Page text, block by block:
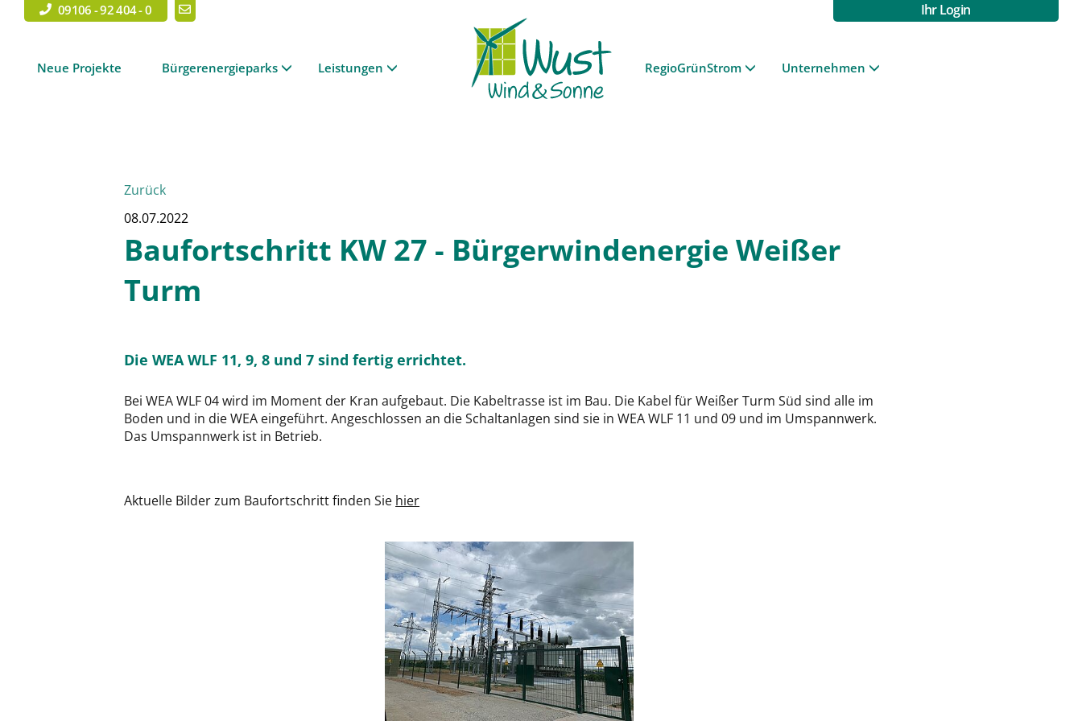
09106 - 92 404 - 0 Ihr Login
Neue Projekte Bürgerenergieparks Leistungen RegioGrünStrom Unternehmen
Zurück
08.07.2022
Baufortschritt KW 27 - Bürgerwindenergie Weißer
Turm
Die WEA WLF 11, 9, 8 und 7 sind fertig errichtet.
Bei WEA WLF 04 wird im Moment der Kran aufgebaut. Die Kabeltrasse ist im Bau. Die Kabel für Weißer Turm Süd sind alle im
Boden und in die WEA eingeführt. Angeschlossen an die Schaltanlagen sind sie in WEA WLF 11 und 09 und im Umspannwerk.
Das Umspannwerk ist in Betrieb.
Aktuelle Bilder zum Baufortschritt finden Sie hier